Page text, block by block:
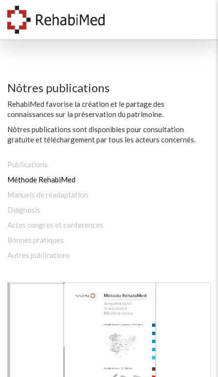
Nôtres publications
RehabiMed favorise la création et le partage des
connaissances sur la préservation du patrimoine.
Nôtres publications sont disponibles pour consultation
gratuite et téléchargement par tous les acteurs concernés.
Publications
Méthode RehabiMed
Manuels de réadaptation
Diagnosis
Actes congres et conferences
Bonnes pratiques
Autres publications